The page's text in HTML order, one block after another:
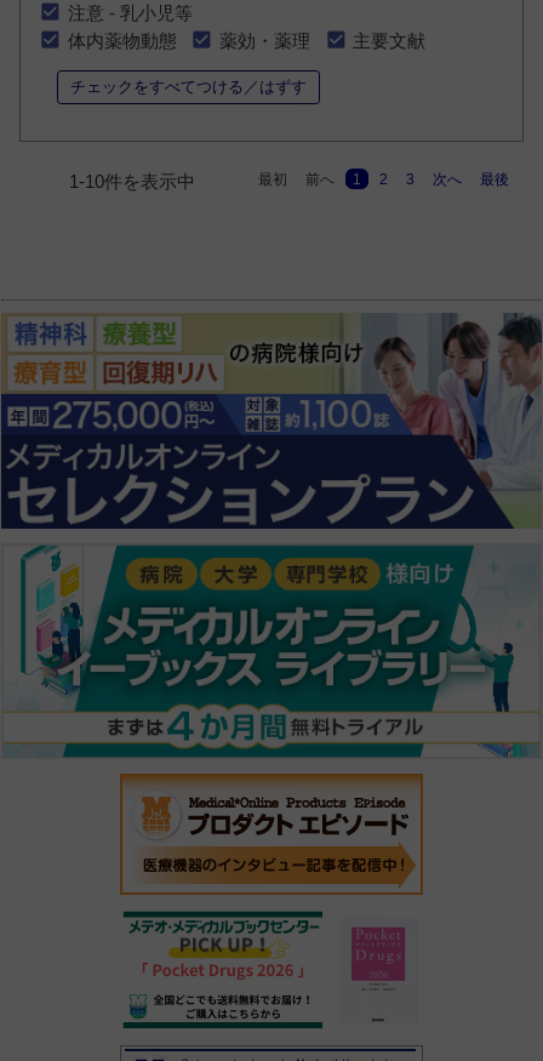
注意 - 乳小児等
体内薬物動態
薬効・薬理 主要文献
チェックをすべてつける／はずす
1-10件を表示中 最初 前へ 1 2 3 次へ 最後